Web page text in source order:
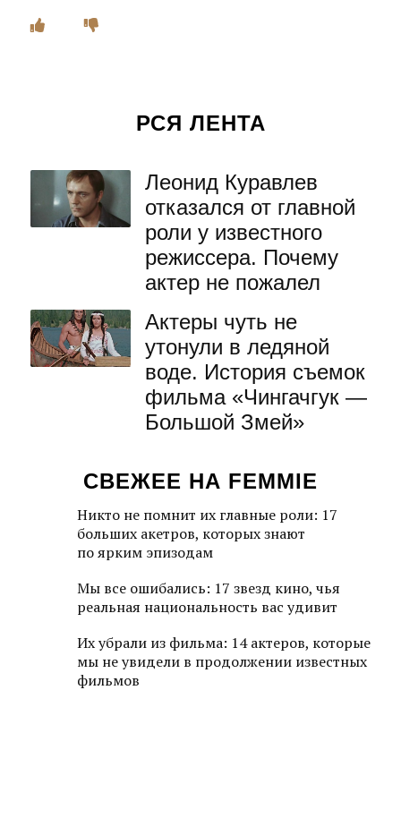
РСЯ ЛЕНТА
Леонид Куравлев
отказался от главной
роли у известного
режиссера. Почему
актер не пожалел
Актеры чуть не
утонули в ледяной
воде. История съемок
фильма «Чингачгук —
Большой Змей»
СВЕЖЕЕ НА FEMMIE
Никто не помнит их главные роли: 17
больших акетров, которых знают
по ярким эпизодам
Мы все ошибались: 17 звезд кино, чья
реальная национальность вас удивит
Их убрали из фильма: 14 актеров, которые
мы не увидели в продолжении известных
фильмов